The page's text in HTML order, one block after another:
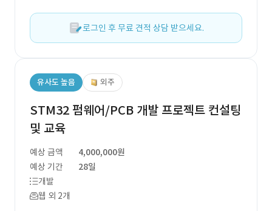
로그인 후 무료 견적 상담 받으세요.
유사도 높음 외주
STM32 펌웨어/PCB 개발 프로젝트 컨설팅
및 교육
예상 금액
4,000,000원
예상 기간
28일
개발
웹 외 2개